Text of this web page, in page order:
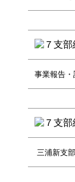
事業報告・
三浦新支